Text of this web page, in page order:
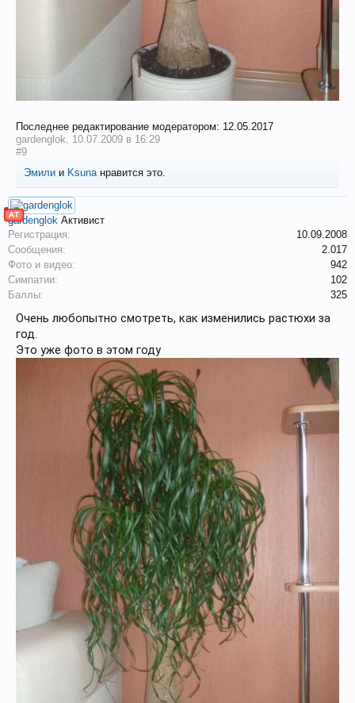
Последнее редактирование модератором: 12.05.2017
gardenglok, 10.07.2009 в 16:29
#9
Эмили и Ksunaнравится это.
АТ
gardenglok Активист
Регистрация:
10.09.2008
Сообщения:
2.017
Фото и видео:
942
Симпатии:
102
Баллы:
325
Очень любопытно смотреть, как изменились растюхи за
год.
Это уже фото в этом году